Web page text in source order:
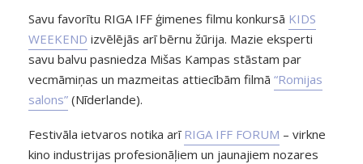
Savu favorītu RIGA IFF ģimenes filmu konkursā KIDS
WEEKEND izvēlējās arī bērnu žūrija. Mazie eksperti
savu balvu pasniedza Mišas Kampas stāstam par
vecmāmiņas un mazmeitas attiecībām filmā “Romijas
salons” (Nīderlande).
Festivāla ietvaros notika arīRIGA IFF FORUM – virkne
kino industrijas profesionāļiem un jaunajiem nozares